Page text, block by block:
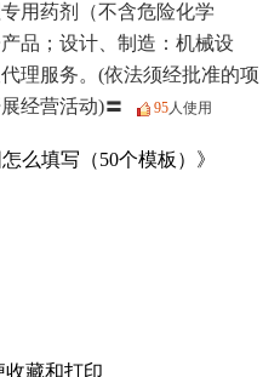
用药剂（不含危险化学
品；设计、制造：机械设
理服务。(依法须经批准的项
经营活动)〓
95人使用
么填写（50个模板）》
收藏和打印